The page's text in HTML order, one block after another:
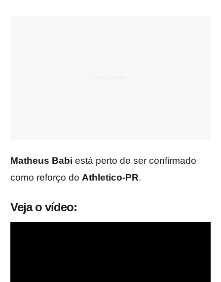
Matheus Babi está perto de ser confirmado
como reforço do Athletico-PR.
Veja o vídeo: